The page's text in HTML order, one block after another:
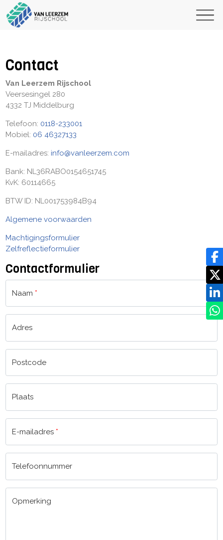
Contact
Van Leerzem Rijschool
Veersesingel 280
4332 TJ Middelburg
Telefoon: 0118-233001
Mobiel: 06 46327133
E-mailadres: info@vanleerzem.com
Bank: NL36RABO0154651745
KvK: 60114665
BTW ID: NL001753984B94
Algemene voorwaarden
Machtigingsformulier
Zelfreflectieformulier
Contactformulier
Naam *
Adres
Postcode
Plaats
E-mailadres *
Telefoonnummer
Opmerking